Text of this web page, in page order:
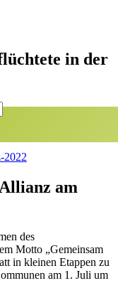
in der
am
des
Motto „Gemeinsam
in kleinen Etappen zu
am 1. Juli um